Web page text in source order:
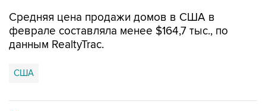
Средняя цена продажи домов в США в
феврале составляла менее $164,7 тыс., по
данным RealtyTrac.
США